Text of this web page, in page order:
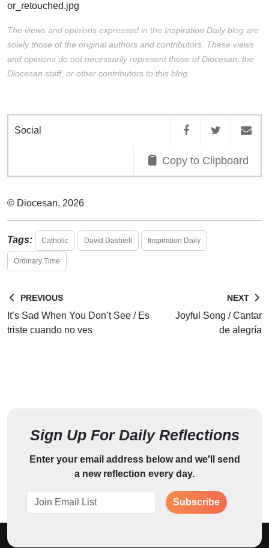
or_retouched.jpg
The views and opinions expressed in the Inspiration Daily blog are
solely those of the original authors and contributors. These views
and opinions do not necessarily represent those of Diocesan, the
Diocesan staff, or other contributors to this blog.
Social
Copy to Clipboard
© Diocesan, 2026
Tags: Catholic David Dashiell Inspiration Daily
Ordinary Time
PREVIOUS
It’s Sad When You Don’t See / Es
triste cuando no ves
NEXT
Joyful Song / Cantar
de alegría
Sign Up For Daily Reflections
Enter your email address below and we'll send
a new reflection every day.
Subscribe